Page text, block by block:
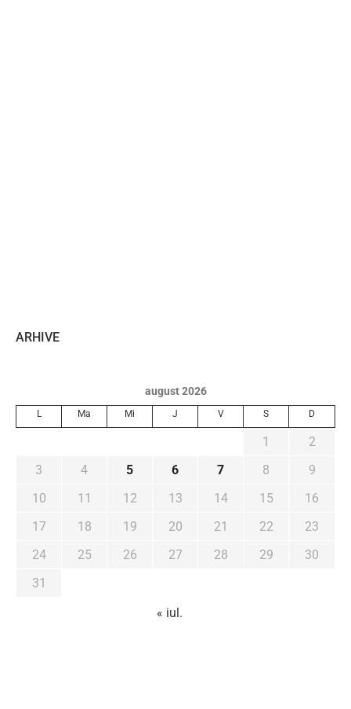
ARHIVE
august 2026
L Ma Mi J V S D
1
2
3
4 5 6 7 8
9
10
11 12 13 14 15
16
17
18 19 20 21 22
23
24
25 26 27 28 29
30
31
« iul.